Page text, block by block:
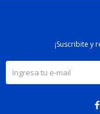
¡Suscribite y
